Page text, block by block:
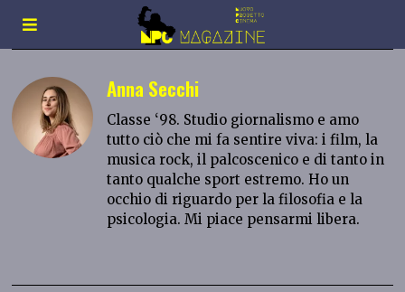
Anna Secchi
Classe ‘98. Studio giornalismo e amo
tutto ciò che mi fa sentire viva: i film, la
musica rock, il palcoscenico e di tanto in
tanto qualche sport estremo. Ho un
occhio di riguardo per la filosofia e la
psicologia. Mi piace pensarmi libera.